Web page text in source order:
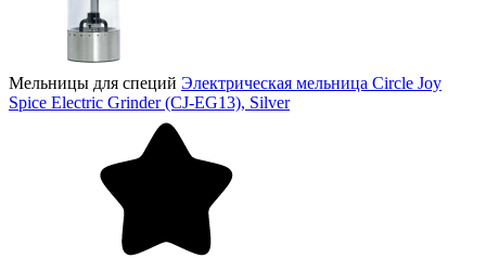
Мельницы для специй Электрическая мельница Circle Joy
Spice Electric Grinder (CJ-EG13), Silver